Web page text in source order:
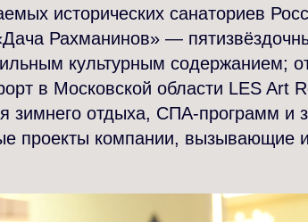
исторических санаториев
Рахманинов» —
культурным содержанием;
в Московской области LES Art
зимнего отдыха, СПА-программ и
проекты компании, вызывающие